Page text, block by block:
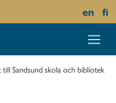
en fi
Sandsund skola och bibliotek